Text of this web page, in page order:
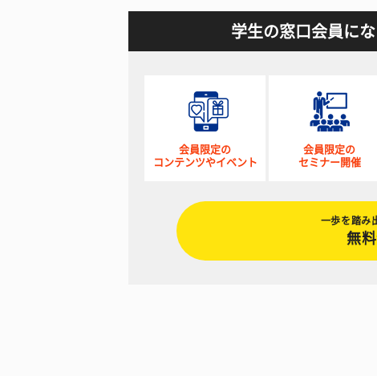
学生の窓口会員に
会員限定の
コンテンツやイベント
会員限定の
セミナー開催
一歩を踏み
無